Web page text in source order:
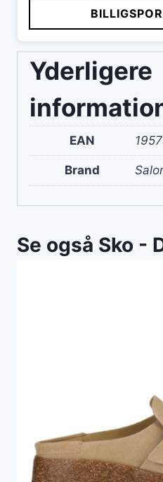
Yderligere
EAN
Brand
Se også Sko -